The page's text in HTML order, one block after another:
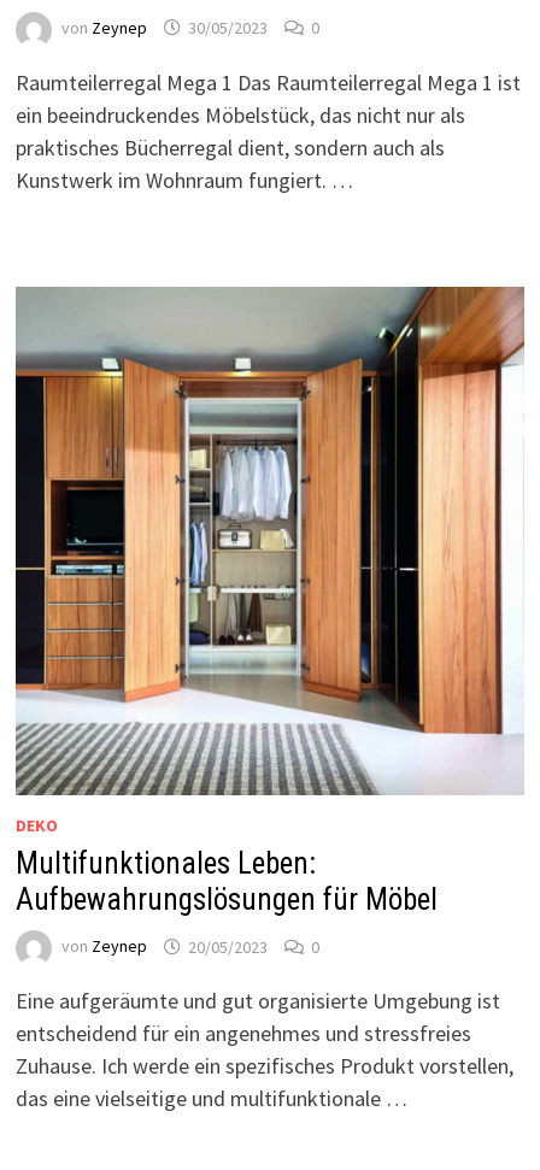
von Zeynep 30/05/2023 0
Raumteilerregal Mega 1 Das Raumteilerregal Mega 1 ist
ein beeindruckendes Möbelstück, das nicht nur als
praktisches Bücherregal dient, sondern auch als
Kunstwerk im Wohnraum fungiert. …
DEKO
Multifunktionales Leben:
Aufbewahrungslösungen für Möbel
von Zeynep 20/05/2023 0
Eine aufgeräumte und gut organisierte Umgebung ist
entscheidend für ein angenehmes und stressfreies
Zuhause. Ich werde ein spezifisches Produkt vorstellen,
das eine vielseitige und multifunktionale …